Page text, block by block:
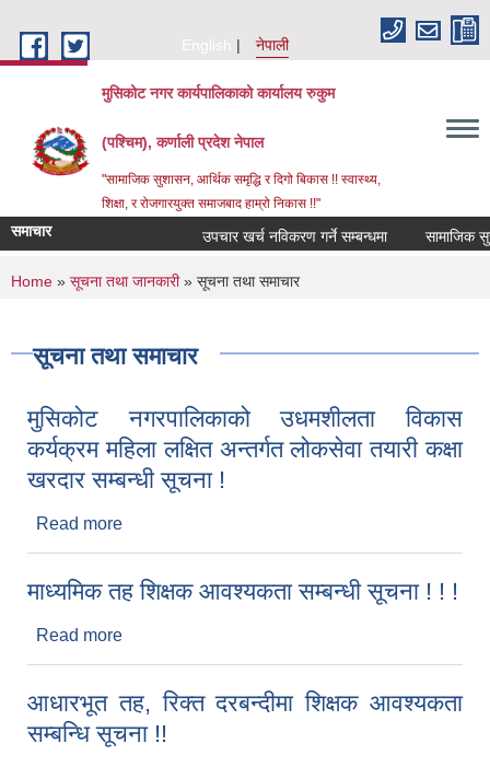
English
नेपाली
मुसिकोट नगर कार्यपालिकाको कार्यालय रुकुम
(पश्चिम), कर्णाली प्रदेश नेपाल
"सामाजिक सुशासन, आर्थिक समृद्धि र दिगो बिकास !! स्वास्थ्य,
शिक्षा, र रोजगारयुक्त समाजबाद हाम्रो निकास !!"
समाचार उपचार खर्च नविकरण गर्ने सम्बन्धमा
You are here
Home » सूचना तथा जानकारी» सूचना तथा समाचार
सूचना तथा समाचार
मुसिकोट नगरपालिकाको उधमशीलता विकास
कर्यक्रम महिला लक्षित अन्तर्गत लोकसेवा तयारी कक्षा
खरदार सम्बन्धी सूचना !
Read more
माध्यमिक तह शिक्षक आवश्यकता सम्बन्धी सूचना ! ! !
Read more
आधारभूत तह, रिक्त दरबन्दीमा शिक्षक आवश्यकता
सम्बन्धि सूचना !!